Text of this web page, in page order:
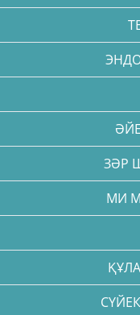
ЗӘР
МИ